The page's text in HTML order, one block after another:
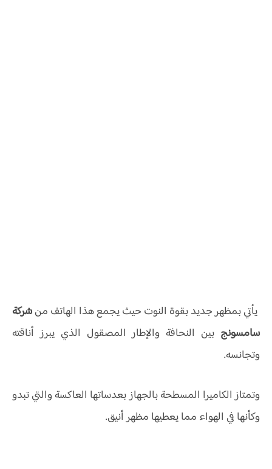
يأتي بمظهر جديد بقوة النوت حيث يجمع هذا الهاتف منشركة
سامسونج بين النحافة والإطار المصقول الذي يبرز أناقته
وتجانسه.
وتمتاز الكاميرا المسطحة بالجهاز بعدساتها العاكسة والتي تبدو
وكأنها في الهواء مما يعطيها مظهر أنيق.